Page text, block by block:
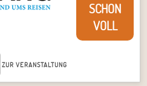
SCHON
VOLL